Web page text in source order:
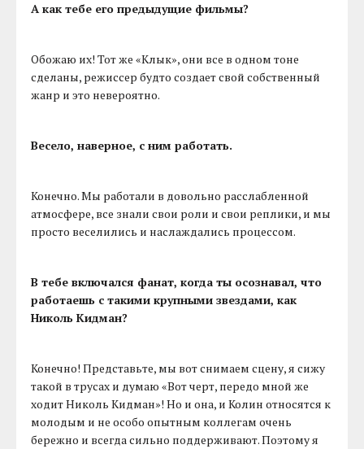
А как тебе его предыдущие фильмы?
Обожаю их! Тот же «Клык», они все в одном тоне
сделаны, режиссер будто создает свой собственный
жанр и это невероятно.
Весело, наверное, с ним работать.
Конечно. Мы работали в довольно расслабленной
атмосфере, все знали свои роли и свои реплики, и мы
просто веселились и наслаждались процессом.
В тебе включался фанат, когда ты осознавал, что
работаешь с такими крупными звездами, как
Николь Кидман?
Конечно! Представьте, мы вот снимаем сцену, я сижу
такой в трусах и думаю «Вот черт, передо мной же
ходит Николь Кидман»! Но и она, и Колин относятся к
молодым и не особо опытным коллегам очень
бережно и всегда сильно поддерживают. Поэтому я